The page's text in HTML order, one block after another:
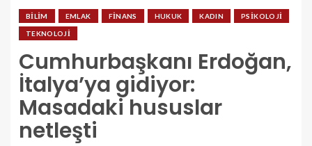
BILIM EMLAK FINANS HUKUK KADIN PSIKOLOJI
TEKNOLOJI
Cumhurbaşkanı Erdoğan,
İtalya’ya gidiyor:
Masadaki hususlar
netleşti